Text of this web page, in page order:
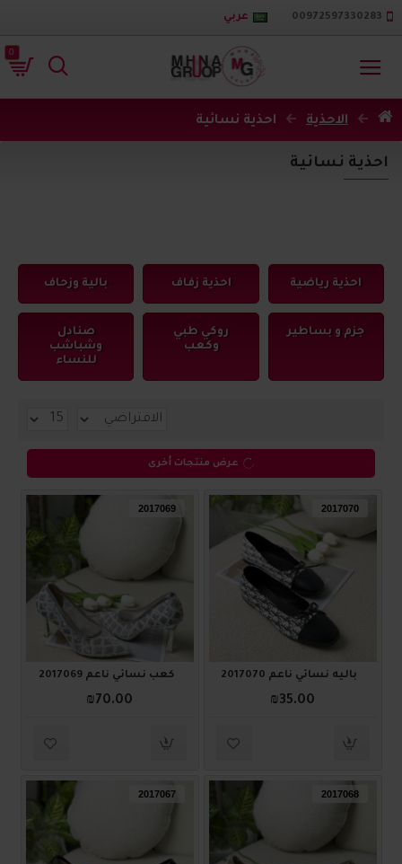
00972597330283 عربي
0
الاحذية احذية نسائية
احذية نسائية
احذية رياضية احذية زفاف بالية وزحاف
جزم و بساطير
روكي طبي
وكعب
صنادل
وشباشب
للنساء
عرض منتجات أخرى
2017070
باليه نسائي ناعم 2017070
₪35.00
2017069
كعب نسائي ناعم 2017069
₪70.00
2017068
2017067